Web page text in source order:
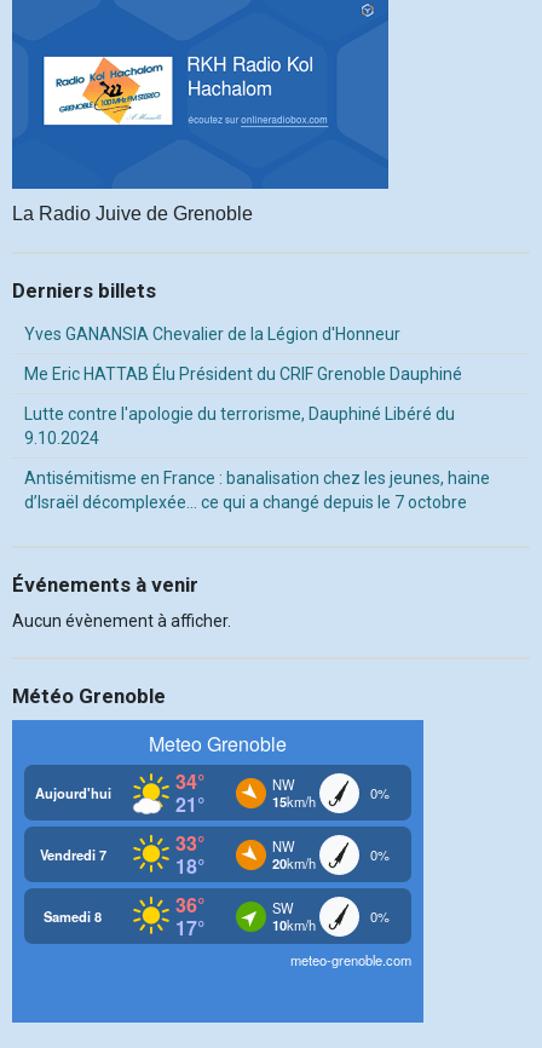
La Radio Juive de Grenoble
Derniers billets
Yves GANANSIA Chevalier de la Légion d'Honneur
Me Eric HATTAB Élu Président du CRIF Grenoble Dauphiné
Lutte contre l'apologie du terrorisme, Dauphiné Libéré du
9.10.2024
Antisémitisme en France : banalisation chez les jeunes, haine
d’Israël décomplexée… ce qui a changé depuis le 7 octobre
Événements à venir
Aucun évènement à afficher.
Météo Grenoble